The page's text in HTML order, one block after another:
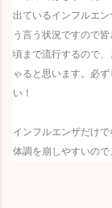
出ているインフルエ
う言う状況ですので
頃まで流行するので
ゃると思います。必
い！
インフルエンザだけ
体調を崩しやすいので